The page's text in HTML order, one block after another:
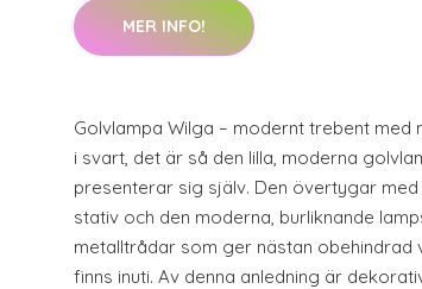
MER INFO!
Golvlampa Wilga – modernt trebent med
i svart, det är så den lilla, moderna
presenterar sig själv. Den övertygar
stativ och den moderna, burliknande
metalltrådar som ger nästan obehindrad
finns inuti. Av denna anledning är